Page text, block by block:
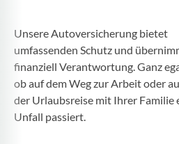
Unsere Auto­ver­si­che­rung bietet
umfas­senden Schutz und
finan­ziell Verant­wor­tung. Ganz
ob auf dem Weg zur Arbeit oder
der Urlaubs­reise mit Ihrer Familie
Unfall passiert.